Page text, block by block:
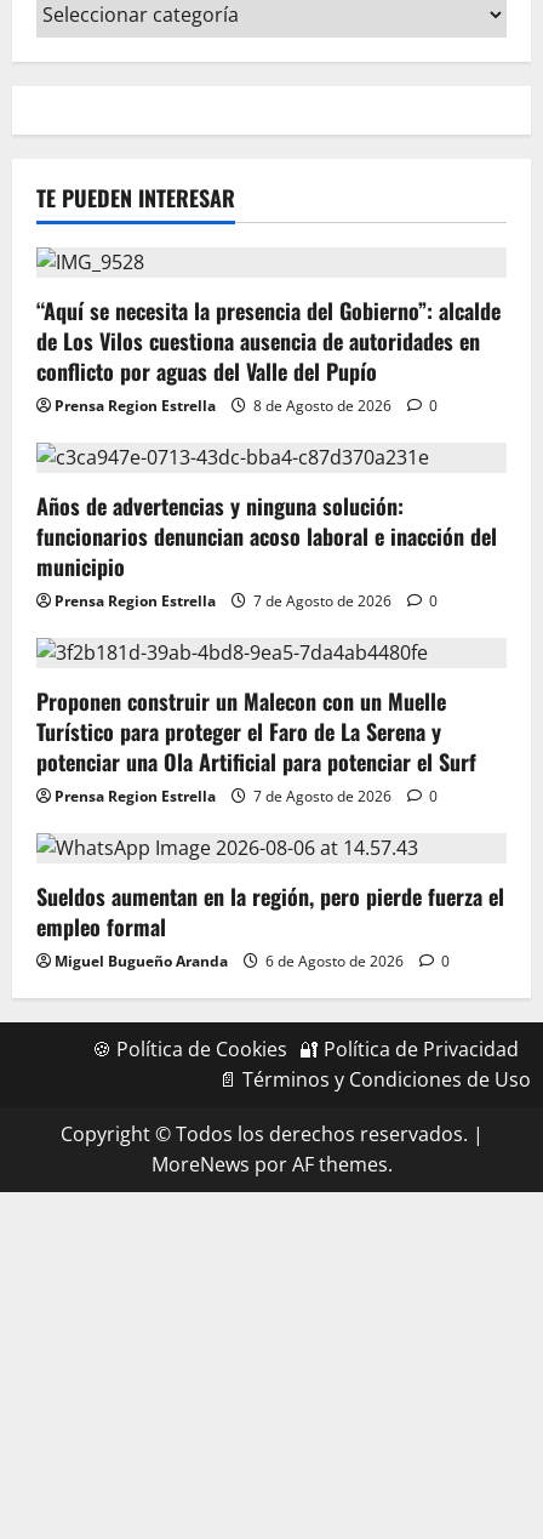
TE PUEDEN INTERESAR
“Aquí se necesita la presencia del Gobierno”: alcalde
de Los Vilos cuestiona ausencia de autoridades en
conflicto por aguas del Valle del Pupío
Prensa Region Estrella 8 de Agosto de 2026 0
Años de advertencias y ninguna solución:
funcionarios denuncian acoso laboral e inacción del
municipio
Prensa Region Estrella 7 de Agosto de 2026 0
Proponen construir un Malecon con un Muelle
Turístico para proteger el Faro de La Serena y
potenciar una Ola Artificial para potenciar el Surf
Prensa Region Estrella 7 de Agosto de 2026 0
Sueldos aumentan en la región, pero pierde fuerza el
empleo formal
Miguel Bugueño Aranda 6 de Agosto de 2026 0
🍪 Política de Cookies 🔐 Política de Privacidad
📄 Términos y Condiciones de Uso
Copyright © Todos los derechos reservados. |
MoreNews por AF themes.